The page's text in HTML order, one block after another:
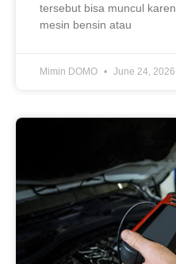
tersebut bisa muncul
mesin bensin atau
Mimin DOMO June 24, 2026